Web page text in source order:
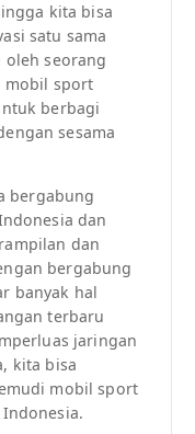
kita bisa
satu sama
oleh seorang
mobil sport
berbagi
sesama
bergabung
dan
dan
bergabung
banyak hal
terbaru
jaringan
kita bisa
mobil sport